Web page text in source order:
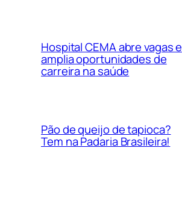
Hospital CEMA abre vagas e
amplia oportunidades de
carreira na saúde
Pão de queijo de tapioca?
Tem na Padaria Brasileira!